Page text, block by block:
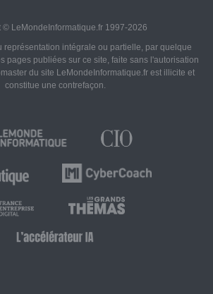
© LeMondeInformatique.fr 1997-2026
représentation intégrale ou partielle, par quelque
pages publiées sur ce site, faite sans l'autorisation
du site LeMondeInformatique.fr est illicite et
constitue une contrefaçon.